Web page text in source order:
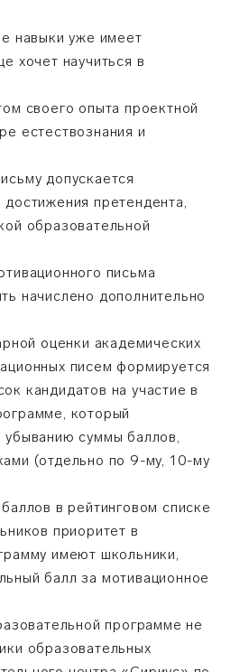
навыки уже имеет
хочет научиться в
своего опыта проектной
естествознания и
допускается
претендента,
образовательной
письма
начислено дополнительно
оценки академических
писем формируется
кандидатов на участие в
который
убыванию суммы баллов,
(отдельно по 9-му, 10-му
в рейтинговом списке
приоритет в
имеют школьники,
балл за мотивационное
программе не
образовательных